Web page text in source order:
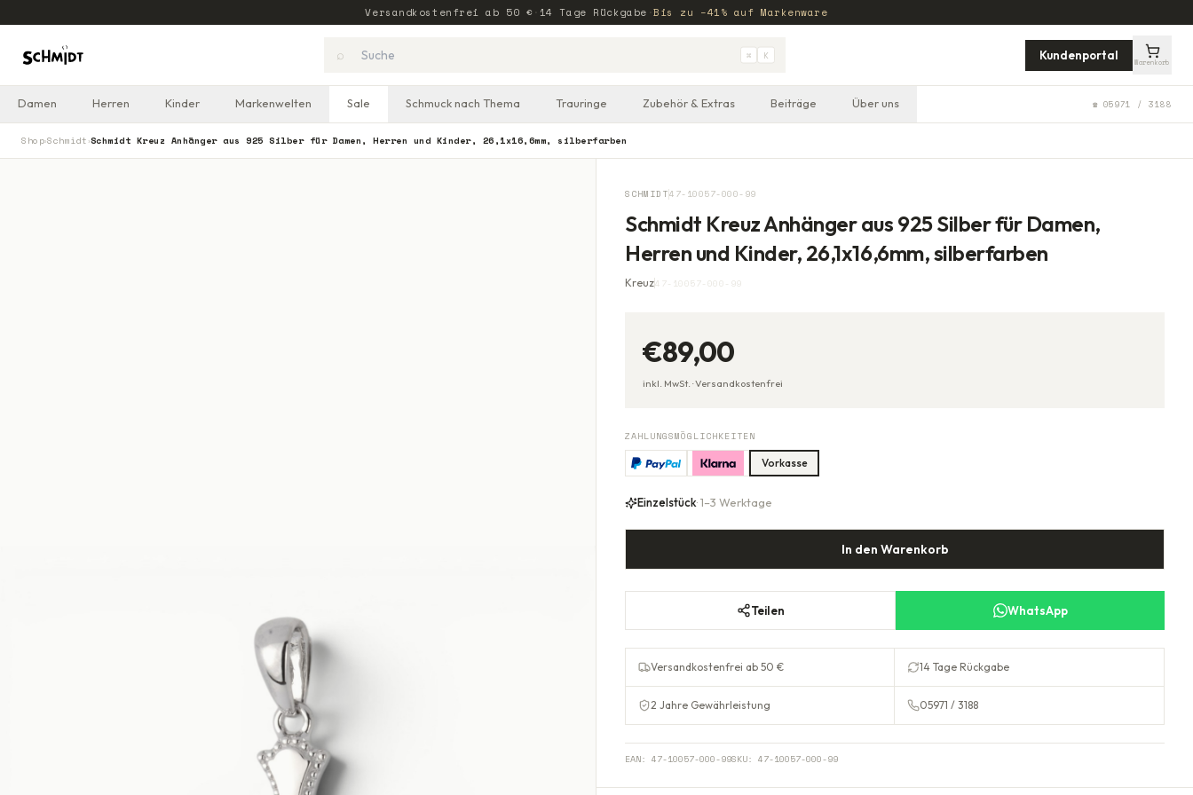
Versandkostenfrei ab 50 € · 14 Tage Rückgabe ·Bis zu −41% auf Markenware
⌕ ⌘ K Kundenportal
Warenkorb
Damen Herren Kinder Markenwelten Sale Schmuck nach Thema Trauringe Zubehör & Extras Beiträge Über uns ☎ 05971 / 3188
Shop›Schmidt ›Schmidt Kreuz Anhänger aus 925 Silber für Damen, Herren und Kinder, 26,1x16,6mm, silberfarben
SCHMIDT47-10057-000-99
Schmidt Kreuz Anhänger aus 925 Silber für Damen,
Herren und Kinder, 26,1x16,6mm, silberfarben
Kreuz47-10057-000-99
€89,00
inkl. MwSt. ·Versandkostenfrei
ZAHLUNGSMÖGLICHKEITEN
Vorkasse
Einzelstück· 1–3 Werktage
In den Warenkorb
Teilen WhatsApp
Versandkostenfrei ab 50 € 14 Tage Rückgabe
2 Jahre Gewährleistung 05971 / 3188
EAN: 47-10057-000-99SKU: 47-10057-000-99